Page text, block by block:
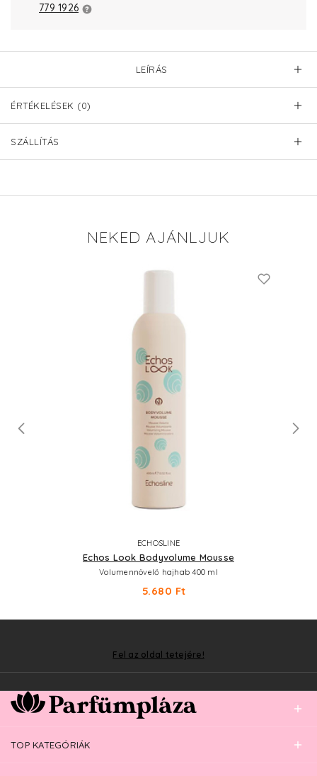
779 1926
LEÍRÁS
ÉRTÉKELÉSEK (0)
SZÁLLÍTÁS
NEKED AJÁNLJUK
ECHOSLINE
Echos Look Bodyvolume Mousse
Volumennövelő hajhab 400 ml
5.680 Ft
Fel az oldal tetejére!
TOP KATEGÓRIÁK